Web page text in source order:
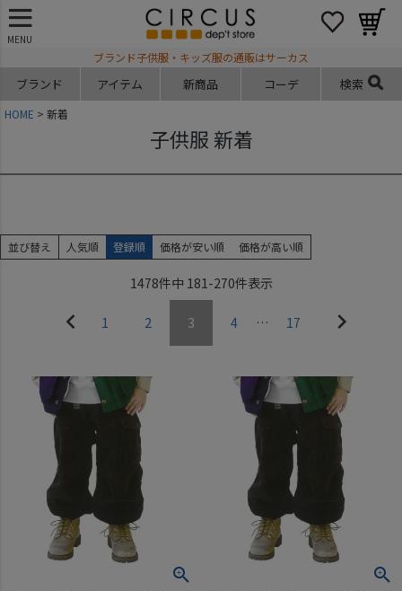
MENU
ブランド子供服・キッズ服の通販はサーカス
ブランド アイテム 新商品 コーデ 検索
HOME 新着
子供服 新着
並び替え 人気順 登録順 価格が安い順 価格が高い順
1478件中 181-270件表示
1 2 3 4 … 17